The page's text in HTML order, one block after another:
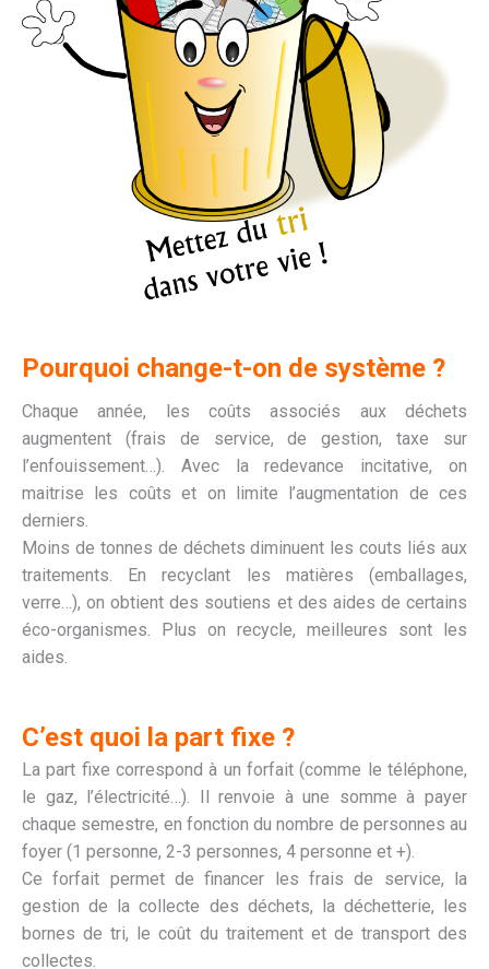
Pourquoi change-t-on de système ?
Chaque année, les coûts associés aux déchets
augmentent (frais de service, de gestion, taxe sur
l’enfouissement…). Avec la redevance incitative, on
maitrise les coûts et on limite l’augmentation de ces
derniers.
Moins de tonnes de déchets diminuent les couts liés aux
traitements. En recyclant les matières (emballages,
verre…), on obtient des soutiens et des aides de certains
éco-organismes. Plus on recycle, meilleures sont les
aides.
C’est quoi la part fixe ?
La part fixe correspond à un forfait (comme le téléphone,
le gaz, l’électricité…). Il renvoie à une somme à payer
chaque semestre, en fonction du nombre de personnes au
foyer (1 personne, 2-3 personnes, 4 personne et +).
Ce forfait permet de financer les frais de service, la
gestion de la collecte des déchets, la déchetterie, les
bornes de tri, le coût du traitement et de transport des
collectes.